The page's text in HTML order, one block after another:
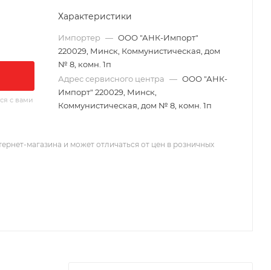
с вами
Характеристики
Импортер — ООО "АНК-Импорт"
220029, Минск, Коммунистическая, дом
№ 8, комн. 1п
Адрес сервисного центра — ООО "АНК-
Импорт" 220029, Минск,
Коммунистическая, дом № 8, комн. 1п
магазина и может отличаться от цен в розничных